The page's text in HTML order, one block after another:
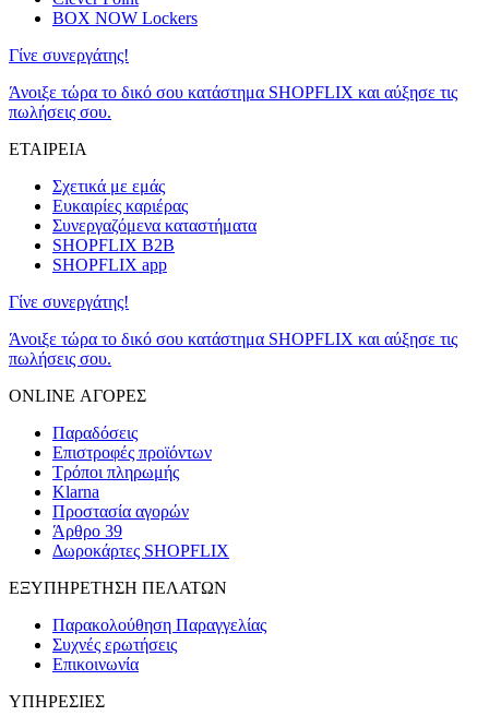
BOX NOW Lockers
Γίνε συνεργάτης!
Άνοιξε τώρα το δικό σου κατάστημα SHOPFLIX και αύξησε τις
πωλήσεις σου.
ΕΤΑΙΡΕΙΑ
Σχετικά με εμάς
Ευκαιρίες καριέρας
Συνεργαζόμενα καταστήματα
SHOPFLIX B2B
SHOPFLIX app
Γίνε συνεργάτης!
Άνοιξε τώρα το δικό σου κατάστημα SHOPFLIX και αύξησε τις
πωλήσεις σου.
ONLINE ΑΓΟΡΕΣ
Παραδόσεις
Επιστροφές προϊόντων
Τρόποι πληρωμής
Klarna
Προστασία αγορών
Άρθρο 39
Δωροκάρτες SHOPFLIX
ΕΞΥΠΗΡΕΤΗΣΗ ΠΕΛΑΤΩΝ
Παρακολούθηση Παραγγελίας
Συχνές ερωτήσεις
Επικοινωνία
ΥΠΗΡΕΣΙΕΣ